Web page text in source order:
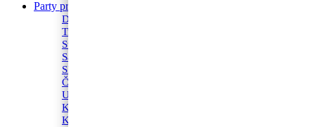
Party program
Dekoracija za prostor
Trakice
Stolnjaci i dekoracije
Salvete
Slamke
Čaše
Ukrasi
Konfetni topovi
Kutije za torte